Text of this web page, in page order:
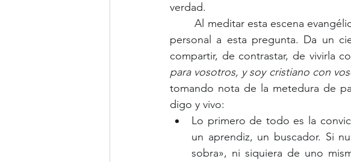
verdad.
        Al meditar esta escena evangélica... esta vez he sentido una llamada a dar mi respuesta
personal a esta pregunta. Da un
compartir, de contrastar, de vivirla
para vosotros, y soy cristiano con
tomando nota de la metedura de
digo y vivo:
Lo primero de todo es la
un aprendiz, un buscador. Si
sobra», ni siquiera de uno